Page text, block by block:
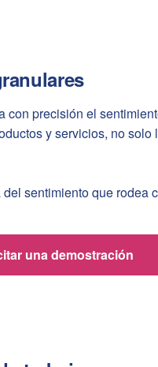
con precisión el
y servicios, no solo
sentimiento que rodea
una demostración